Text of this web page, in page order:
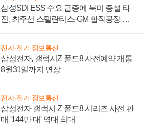
삼성SDI ESS 수요 급증에 북미 증설 타
진, 최주선 스텔란티스·GM 합작공장 건
전자·전기·정보통신
삼성전자, 갤럭시Z 폴드8 사전예약 개통
8월31일까지 연장
전자·전기·정보통신
삼성전자 갤럭시 Z 폴드8 시리즈 사전 판
매 '144만 대' 역대 최대